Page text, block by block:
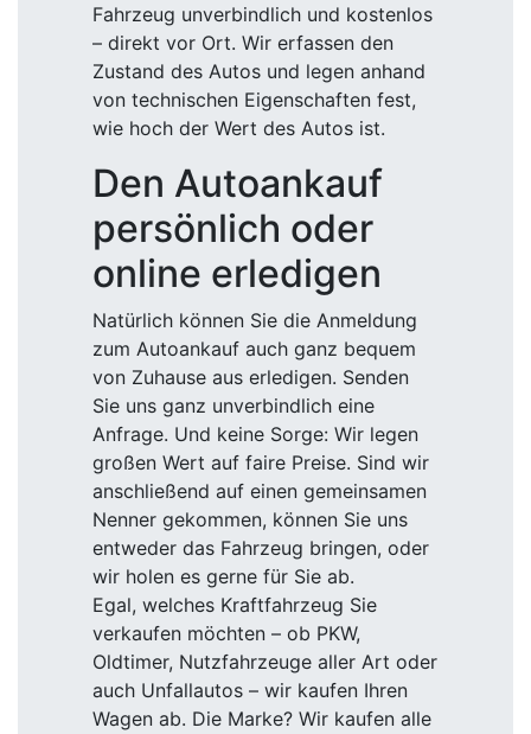
Fahrzeug unverbindlich und kostenlos
– direkt vor Ort. Wir erfassen den
Zustand des Autos und legen anhand
von technischen Eigenschaften fest,
wie hoch der Wert des Autos ist.
Den Autoankauf
persönlich oder
online erledigen
Natürlich können Sie die Anmeldung
zum Autoankauf auch ganz bequem
von Zuhause aus erledigen. Senden
Sie uns ganz unverbindlich eine
Anfrage. Und keine Sorge: Wir legen
großen Wert auf faire Preise. Sind wir
anschließend auf einen gemeinsamen
Nenner gekommen, können Sie uns
entweder das Fahrzeug bringen, oder
wir holen es gerne für Sie ab.
Egal, welches Kraftfahrzeug Sie
verkaufen möchten – ob PKW,
Oldtimer, Nutzfahrzeuge aller Art oder
auch Unfallautos – wir kaufen Ihren
Wagen ab. Die Marke? Wir kaufen alle